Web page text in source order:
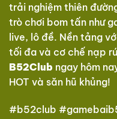
trải nghiệm thiên
trò chơi bom tấn như
live, lô đề. Nền tảng
tối đa và cơ chế nạp
B52Club ngay hôm
HOT và săn hũ khủng!
#b52club